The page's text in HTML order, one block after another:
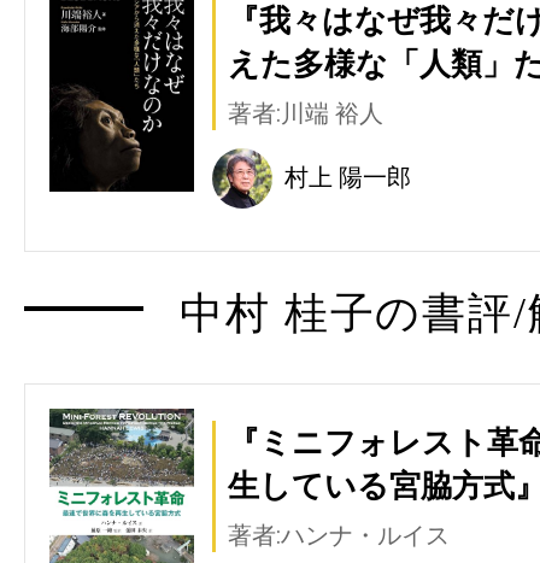
『我々はなぜ我々だ
えた多様な「人類」
著者:川端 裕人
村上 陽一郎
中村 桂子の書評
『ミニフォレスト革
生している宮脇方式
著者:ハンナ・ルイス